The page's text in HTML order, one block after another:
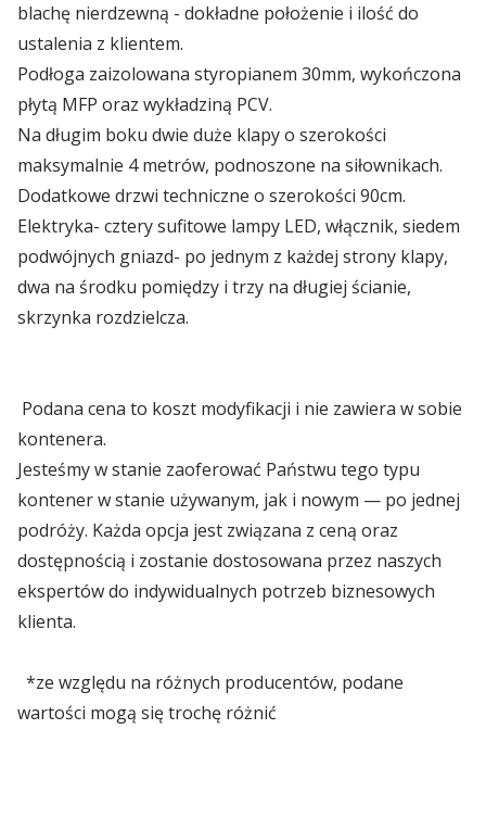
...więcej artykułów
Kontenery Małaszewicze
Kontenery Olsztyn
Kontenery Rzeszów
Kontenery Szczecin
Kontenery Wrocław
blachę nierdzewną - dokładne położenie i ilość do
ustalenia z klientem.
Podłoga zaizolowana styropianem 30mm, wykończona
płytą MFP oraz wykładziną PCV.
Na długim boku dwie duże klapy o szerokości
maksymalnie 4 metrów, podnoszone na siłownikach.
Dodatkowe drzwi techniczne o szerokości 90cm.
Elektryka- cztery sufitowe lampy LED, włącznik, siedem
podwójnych gniazd- po jednym z każdej strony klapy,
dwa na środku pomiędzy i trzy na długiej ścianie,
skrzynka rozdzielcza.
Podana cena to koszt modyfikacji i nie zawiera w sobie
kontenera.
Jesteśmy w stanie zaoferować Państwu tego typu
kontener w stanie używanym, jak i nowym — po jednej
podróży. Każda opcja jest związana z ceną oraz
dostępnością i zostanie dostosowana przez naszych
ekspertów do indywidualnych potrzeb biznesowych
klienta.
*ze względu na różnych producentów, podane
wartości mogą się trochę różnić